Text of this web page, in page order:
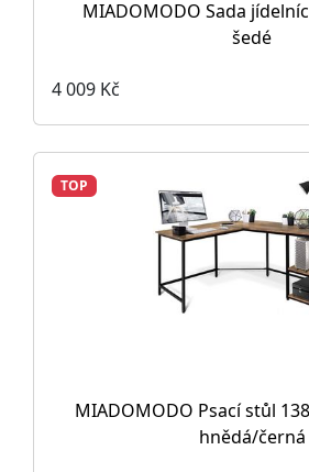
MIADOMODO Sada
šedé
4 009 Kč
TOP
MIADOMODO Psací stůl
hnědá/černá